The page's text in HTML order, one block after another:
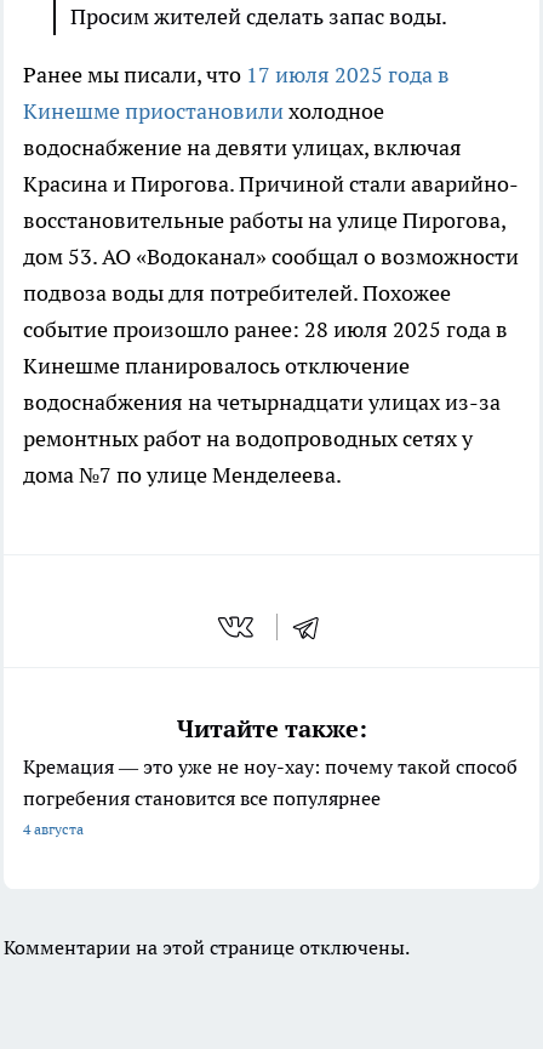
Просим жителей сделать запас воды.
Ранее мы писали, что 17 июля 2025 года в
Кинешме приостановилихолодное
водоснабжение на девяти улицах, включая
Красина и Пирогова. Причиной стали аварийно-
восстановительные работы на улице Пирогова,
дом 53. АО «Водоканал» сообщал о возможности
подвоза воды для потребителей. Похожее
событие произошло ранее: 28 июля 2025 года в
Кинешме планировалось отключение
водоснабжения на четырнадцати улицах из-за
ремонтных работ на водопроводных сетях у
дома №7 по улице Менделеева.
Читайте также:
Кремация — это уже не ноу-хау: почему такой способ
погребения становится все популярнее
4 августа
Комментарии на этой странице отключены.